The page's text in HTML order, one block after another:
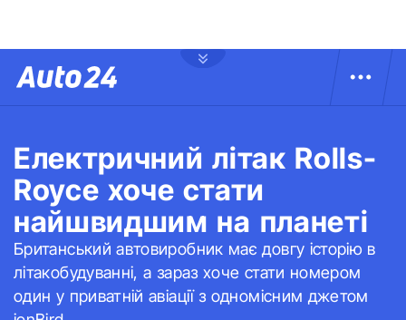
Електричний літак Rolls-
Royce хоче стати
найшвидшим на планеті
Британський автовиробник має довгу історію в
літакобудуванні, а зараз хоче стати номером
один у приватній авіації з одномісним джетом